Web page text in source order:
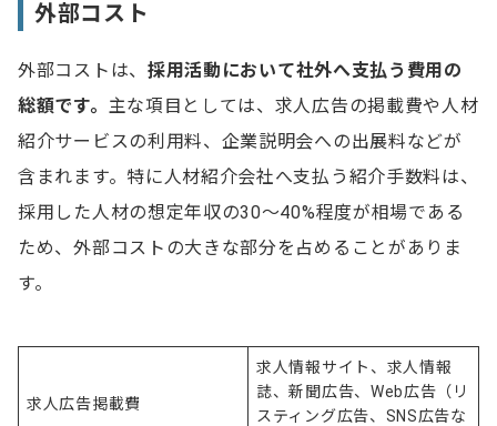
リファラル採用
フリーランスの活用で採用コストを抑える方法もある
採用コストの計算方法に関するよくある質問
Q.採用コストの計算式を教えてください
Q.採用コストを削減するにはどうしたら良いです
外部コスト
外部コストは、 採用活動において社外へ支払う費用の
総額です。 主な項目としては、求人広告の掲載費や人材
紹介サービスの利用料、企業説明会への出展料などが
含まれます。特に人材紹介会社へ支払う紹介手数料は、
採用した人材の想定年収の30～40%程度が相場である
ため、外部コストの大きな部分を占めることがありま
す。
求人広告掲載費
求人情報サイト、求人情報
誌、新聞広告、Web広告（リ
スティング広告、SNS広告な